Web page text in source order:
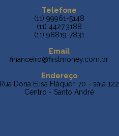
Telefone
(11) 99961-5148
(11) 4427.3188
(11) 98819-7831
Email
financeiro@firstmoney.com.br
Endereço
Rua Dona Elisa Fláquer, 70 - sala 122
Centro - Santo André